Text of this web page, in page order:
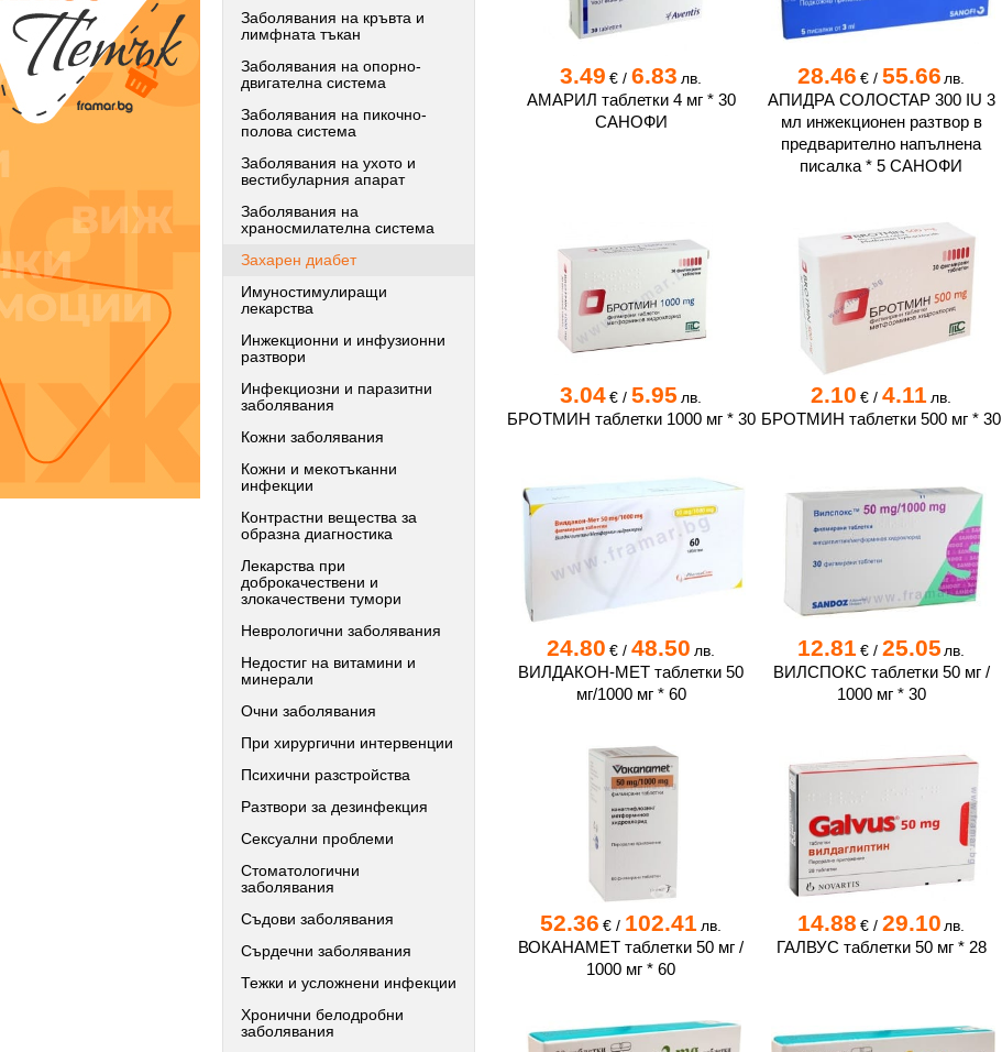
3.49 € /6.83 лв.
АМАРИЛ таблетки 4 мг * 30
САНОФИ
28.46 €/ 55.66 лв.
АПИДРА СОЛОСТАР 300 IU 3
мл инжекционен разтвор в
предварително напълнена
писалка * 5 САНОФИ
3.04 € /5.95 лв.
БРОТМИН таблетки 1000 мг * 30
2.10 € /4.11 лв.
БРОТМИН таблетки 500 мг * 30
24.80 € /48.50 лв.
ВИЛДАКОН-МЕТ таблетки 50
мг/1000 мг * 60
12.81 €/ 25.05 лв.
ВИЛСПОКС таблетки 50 мг /
1000 мг * 30
52.36 € / 102.41 лв.
ВОКАНАМЕТ таблетки 50 мг /
1000 мг * 60
14.88 €/ 29.10 лв.
ГАЛВУС таблетки 50 мг * 28
Заболявания на кръвта и
лимфната тъкан
Заболявания на опорно-
двигателна система
Заболявания на пикочно-
полова система
Заболявания на ухото и
вестибуларния апарат
Заболявания на
храносмилателна система
Захарен диабет
Имуностимулиращи
лекарства
Инжекционни и инфузионни
разтвори
Инфекциозни и паразитни
заболявания
Кожни заболявания
Кожни и мекотъканни
инфекции
Контрастни вещества за
образна диагностика
Лекарства при
доброкачествени и
злокачествени тумори
Неврологични заболявания
Недостиг на витамини и
минерали
Очни заболявания
При хирургични интервенции
Психични разстройства
Разтвори за дезинфекция
Сексуални проблеми
Стоматологични
заболявания
Съдови заболявания
Сърдечни заболявания
Тежки и усложнени инфекции
Хронични белодробни
заболявания